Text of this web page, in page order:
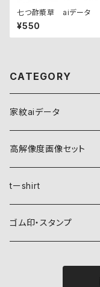
七つ酢漿草 aiデータ
¥550
CATEGORY
家紋aiデータ
自然紋
稲妻
霞
植物紋
葵
動物紋
高解像度画像セット
自然紋
稲妻
植物紋
tーshirt
ゴム印・スタンプ